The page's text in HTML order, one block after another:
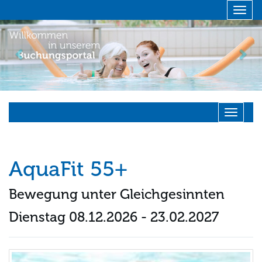
zurück
AquaFit 55+
Bewegung unter Gleichgesinnten
Dienstag 08.12.2026 - 23.02.2027